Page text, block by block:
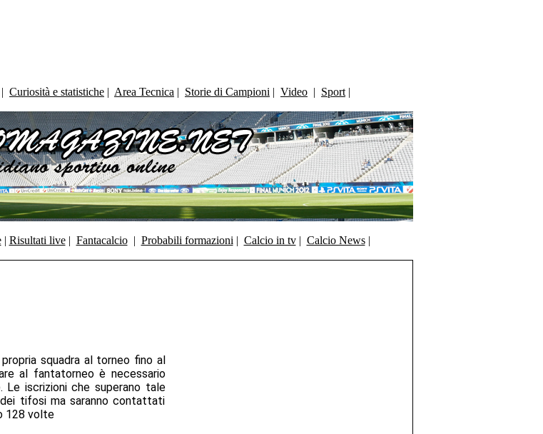
| Curiosità e statistiche | Area Tecnica | Storie di Campioni | Video | Sport |
| Risultati live| Fantacalcio| Probabili formazioni | Calcio in tv| Calcio News|
squadra al torneo fino al
al fantatorneo è necessario
Le iscrizioni che superano tale
tifosi ma saranno contattati
128 volte